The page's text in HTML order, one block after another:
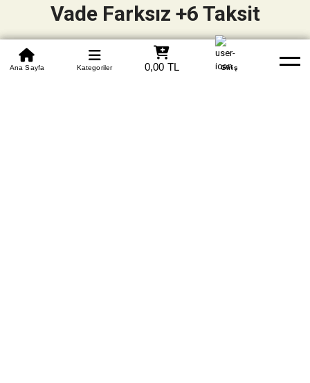
0850 305 09 70
Beden Tablosu Banka Hesapları Whatsapp Yardım
Ana Sayfa Kategoriler 0,00 TL Giriş
Vade Farksız +6 Taksit